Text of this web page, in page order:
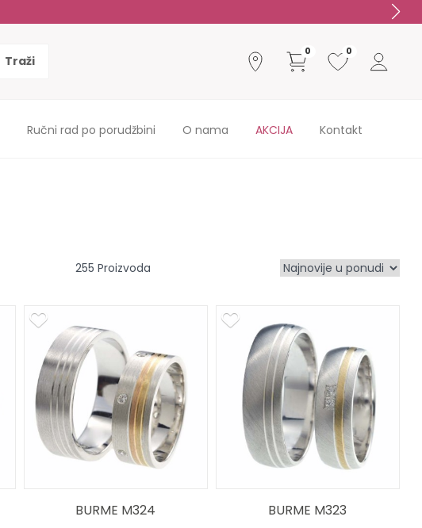
0 0
Ručni rad po porudžbini O nama AKCIJA Kontakt
255
BURME M324 BURME M323